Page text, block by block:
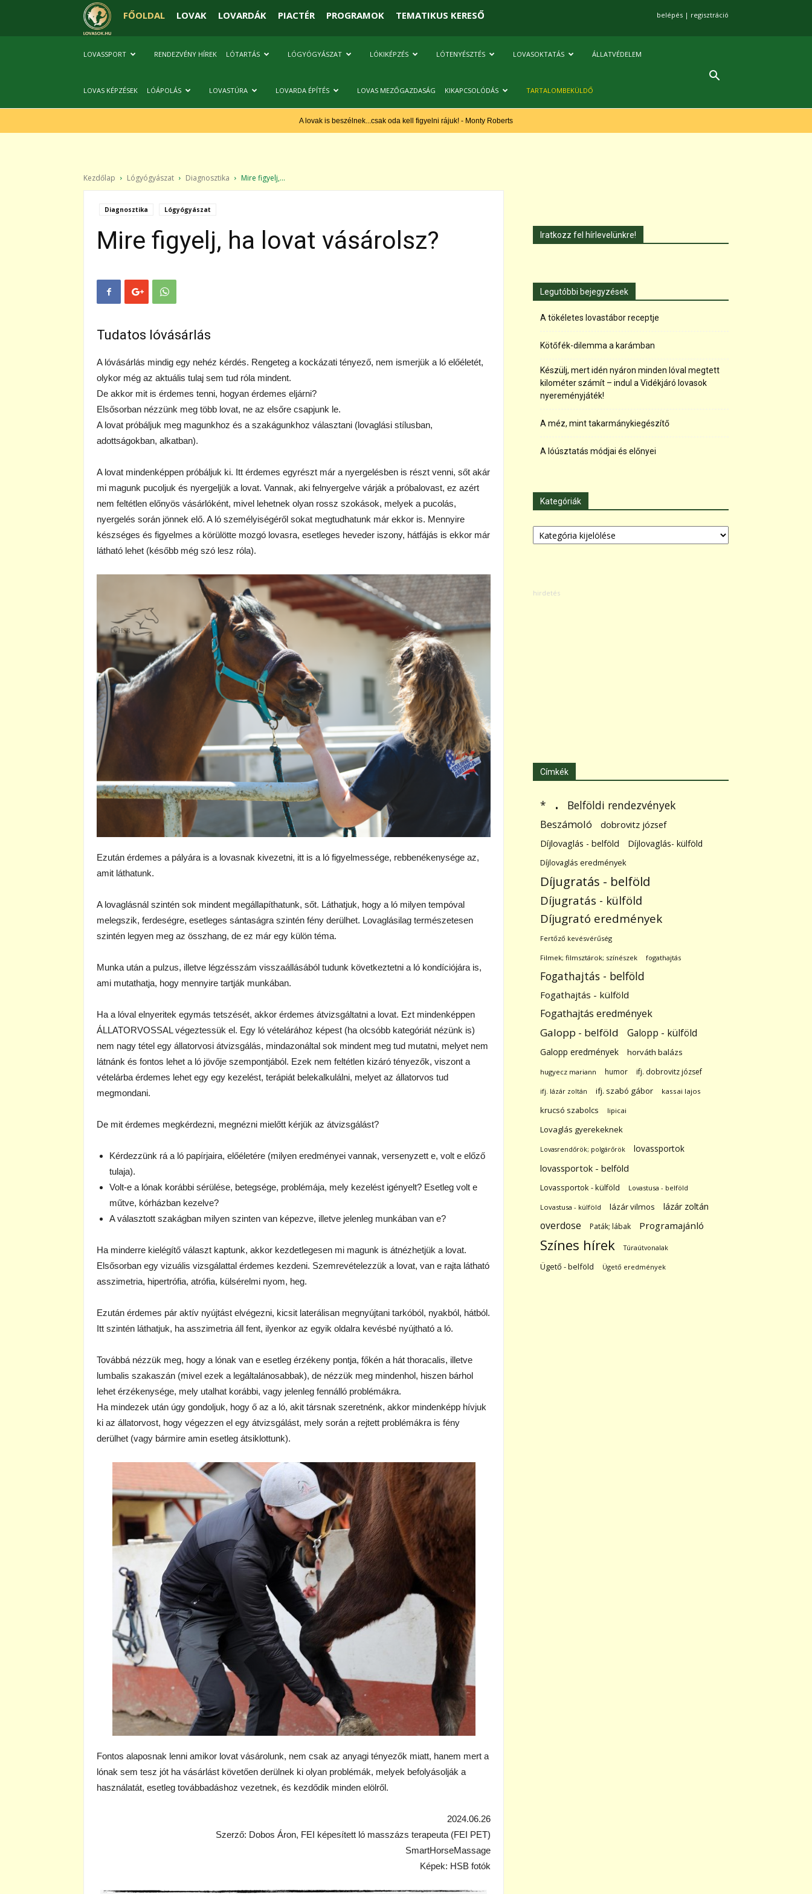
FŐOLDAL LOVAK LOVARDÁK PIACTÉR PROGRAMOK TEMATIKUS KERESŐ belépés | regisztráció
LOVASSPORT RENDEZVÉNY HÍREK LÓTARTÁS LÓGYÓGYÁSZAT LÓKIKÉPZÉS LÓTENYÉSZTÉS LOVASOKTATÁS ÁLLATVÉDELEM
LOVAS KÉPZÉSEK LÓÁPOLÁS LOVASTÚRA LOVARDA ÉPÍTÉS LOVAS MEZŐGAZDASÁG KIKAPCSOLÓDÁS TARTALOMBEKÜLDŐ
A lovak is beszélnek...csak oda kell figyelni rájuk! - Monty Roberts
Kezdőlap Lógyógyászat Diagnosztika Mire figyelj,...
Diagnosztika Lógyógyászat
Mire figyelj, ha lovat vásárolsz?
Tudatos lóvásárlás
A lóvásárlás mindig egy nehéz kérdés. Rengeteg a kockázati tényező, nem ismerjük a ló előéletét,
olykor még az aktuális tulaj sem tud róla mindent.
De akkor mit is érdemes tenni, hogyan érdemes eljárni?
Elsősorban nézzünk meg több lovat, ne az elsőre csapjunk le.
A lovat próbáljuk meg magunkhoz és a szakágunkhoz választani (lovaglási stílusban,
adottságokban, alkatban).
A lovat mindenképpen próbáljuk ki. Itt érdemes egyrészt már a nyergelésben is részt venni, sőt akár
mi magunk pucoljuk és nyergeljük a lovat. Vannak, aki felnyergelve várják a próbalovast, ez azért
nem feltétlen előnyös vásárlóként, mivel lehetnek olyan rossz szokások, melyek a pucolás,
nyergelés során jönnek elő. A ló személyiségéről sokat megtudhatunk már ekkor is. Mennyire
készséges és figyelmes a körülötte mozgó lovasra, esetleges heveder iszony, hátfájás is ekkor már
látható lehet (később még szó lesz róla).
Ezután érdemes a pályára is a lovasnak kivezetni, itt is a ló figyelmessége, rebbenékenysége az,
amit láthatunk.
A lovaglásnál szintén sok mindent megállapíthatunk, sőt. Láthatjuk, hogy a ló milyen tempóval
melegszik, ferdeségre, esetleges sántaságra szintén fény derülhet. Lovaglásilag természetesen
szintén legyen meg az összhang, de ez már egy külön téma.
Munka után a pulzus, illetve légzésszám visszaállásából tudunk következtetni a ló kondíciójára is,
ami mutathatja, hogy mennyire tartják munkában.
Ha a lóval elnyeritek egymás tetszését, akkor érdemes átvizsgáltatni a lovat. Ezt mindenképpen
ÁLLATORVOSSAL végeztessük el. Egy ló vételárához képest (ha olcsóbb kategóriát nézünk is)
nem nagy tétel egy állatorvosi átvizsgálás, mindazonáltal sok mindent meg tud mutatni, melyet nem
látnánk és fontos lehet a ló jövője szempontjából. Ezek nem feltétlen kizáró tényezők, viszont a
vételárba érdemes lehet egy egy kezelést, terápiát belekalkulálni, melyet az állatorvos tud
megmondani.
De mit érdemes megkérdezni, megnézni mielőtt kérjük az átvizsgálást?
Kérdezzünk rá a ló papírjaira, előéletére (milyen eredményei vannak, versenyzett e, volt e előző
tulaja).
Volt-e a lónak korábbi sérülése, betegsége, problémája, mely kezelést igényelt? Esetleg volt e
műtve, kórházban kezelve?
A választott szakágban milyen szinten van képezve, illetve jelenleg munkában van e?
Ha minderre kielégítő választ kaptunk, akkor kezdetlegesen mi magunk is átnézhetjük a lovat.
Elsősorban egy vizuális vizsgálattal érdemes kezdeni. Szemrevételezzük a lovat, van e rajta látható
asszimetria, hipertrófia, atrófia, külsérelmi nyom, heg.
Ezután érdemes pár aktív nyújtást elvégezni, kicsit laterálisan megnyújtani tarkóból, nyakból, hátból.
Itt szintén láthatjuk, ha asszimetria áll fent, ilyenkor az egyik oldalra kevésbé nyújtható a ló.
Továbbá nézzük meg, hogy a lónak van e esetleg érzékeny pontja, főkén a hát thoracalis, illetve
lumbalis szakaszán (mivel ezek a legáltalánosabbak), de nézzük meg mindenhol, hiszen bárhol
lehet érzékenysége, mely utalhat korábbi, vagy jelenleg fennálló problémákra.
Ha mindezek után úgy gondoljuk, hogy ő az a ló, akit társnak szeretnénk, akkor mindenképp hívjuk
ki az állatorvost, hogy végezzen el egy átvizsgálást, mely során a rejtett problémákra is fény
derülhet (vagy bármire amin esetleg átsiklottunk).
Fontos alaposnak lenni amikor lovat vásárolunk, nem csak az anyagi tényezők miatt, hanem mert a
lónak sem tesz jót ha vásárlást követően derülnek ki olyan problémák, melyek befolyásolják a
használatát, esetleg továbbadáshoz vezetnek, és kezdődik minden elölről.
2024.06.26
Szerző: Dobos Áron, FEI képesített ló masszázs terapeuta (FEI PET)
SmartHorseMassage
Képek: HSB fotók
Iratkozz fel hírlevelünkre!
Legutóbbi bejegyzések
A tökéletes lovastábor receptje
Kötőfék-dilemma a karámban
Készülj, mert idén nyáron minden lóval megtett
kilométer számít – indul a Vidékjáró lovasok
nyereményjáték!
A méz, mint takarmánykiegészítő
A lóúsztatás módjai és előnyei
Kategóriák
Kategóriák
Címkék
* . Belföldi rendezvények
Beszámoló dobrovitz józsef
Díjlovaglás - belföld Díjlovaglás- külföld
Díjlovaglás eredmények
Díjugratás - belföld
Díjugratás - külföld
Díjugrató eredmények
Fertőző kevésvérűség
Filmek; filmsztárok; színészek fogathajtás
Fogathajtás - belföld
Fogathajtás - külföld
Fogathajtás eredmények
Galopp - belföld Galopp - külföld
Galopp eredmények horváth balázs
hugyecz mariann humor ifj. dobrovitz józsef
ifj. lázár zoltán ifj. szabó gábor kassai lajos
krucsó szabolcs lipicai
Lovaglás gyerekeknek
Lovasrendőrök; polgárőrök
lovassportok
lovassportok - belföld
Lovassportok - külföld Lovastusa - belföld
Lovastusa - külföld lázár vilmos lázár zoltán
overdose Paták; lábak Programajánló
Színes hírek Túraútvonalak
Ügető - belföld Ügető eredmények